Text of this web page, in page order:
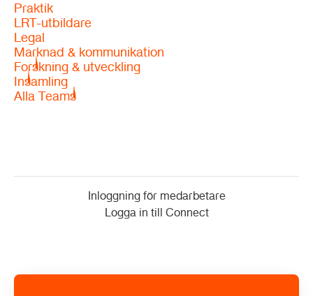
Praktik
LRT-utbildare
Legal
Marknad & kommunikation
Forskning & utveckling
Insamling
Alla Teams
Inloggning för medarbetare
Logga in till Connect